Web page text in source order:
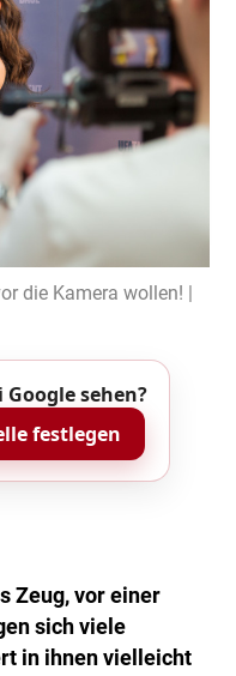
die Kamera wollen! |
sehen?
festlegen
Zeug, vor einer
sich viele
in ihnen vielleicht